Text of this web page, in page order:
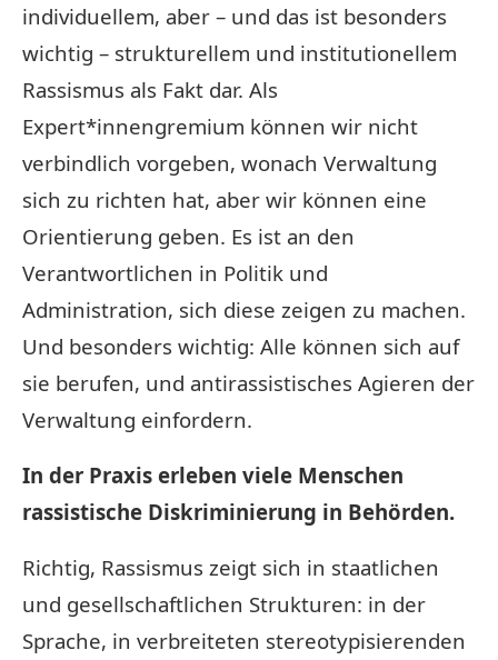
individuellem, aber – und das ist besonders
wichtig – strukturellem und institutionellem
Rassismus als Fakt dar. Als
Expert*innengremium können wir nicht
verbindlich vorgeben, wonach Verwaltung
sich zu richten hat, aber wir können eine
Orientierung geben. Es ist an den
Verantwortlichen in Politik und
Administration, sich diese zeigen zu machen.
Und besonders wichtig: Alle können sich auf
sie berufen, und antirassistisches Agieren der
Verwaltung einfordern.
In der Praxis erleben viele Menschen
rassistische Diskriminierung in Behörden.
Richtig, Rassismus zeigt sich in staatlichen
und gesellschaftlichen Strukturen: in der
Sprache, in verbreiteten stereotypisierenden